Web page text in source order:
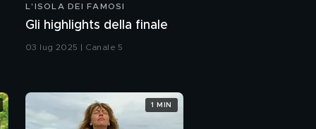
Paolo Vallesi decide di
L'ISOLA DEI FAMOSI
Gli highlights della finale
03 lug 2025 | Canale 5
1 MIN